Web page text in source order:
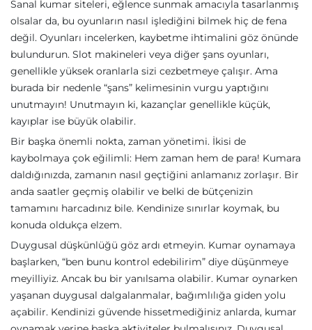
Sanal kumar siteleri, eğlence sunmak amacıyla tasarlanmış
olsalar da, bu oyunların nasıl işlediğini bilmek hiç de fena
değil. Oyunları incelerken, kaybetme ihtimalini göz önünde
bulundurun. Slot makineleri veya diğer şans oyunları,
genellikle yüksek oranlarla sizi cezbetmeye çalışır. Ama
burada bir nedenle “şans” kelimesinin vurgu yaptığını
unutmayın! Unutmayın ki, kazançlar genellikle küçük,
kayıplar ise büyük olabilir.
Bir başka önemli nokta, zaman yönetimi. İkisi de
kaybolmaya çok eğilimli: Hem zaman hem de para! Kumara
daldığınızda, zamanın nasıl geçtiğini anlamanız zorlaşır. Bir
anda saatler geçmiş olabilir ve belki de bütçenizin
tamamını harcadınız bile. Kendinize sınırlar koymak, bu
konuda oldukça elzem.
Duygusal düşkünlüğü göz ardı etmeyin. Kumar oynamaya
başlarken, “ben bunu kontrol edebilirim” diye düşünmeye
meyilliyiz. Ancak bu bir yanılsama olabilir. Kumar oynarken
yaşanan duygusal dalgalanmalar, bağımlılığa giden yolu
açabilir. Kendinizi güvende hissetmediğiniz anlarda, kumar